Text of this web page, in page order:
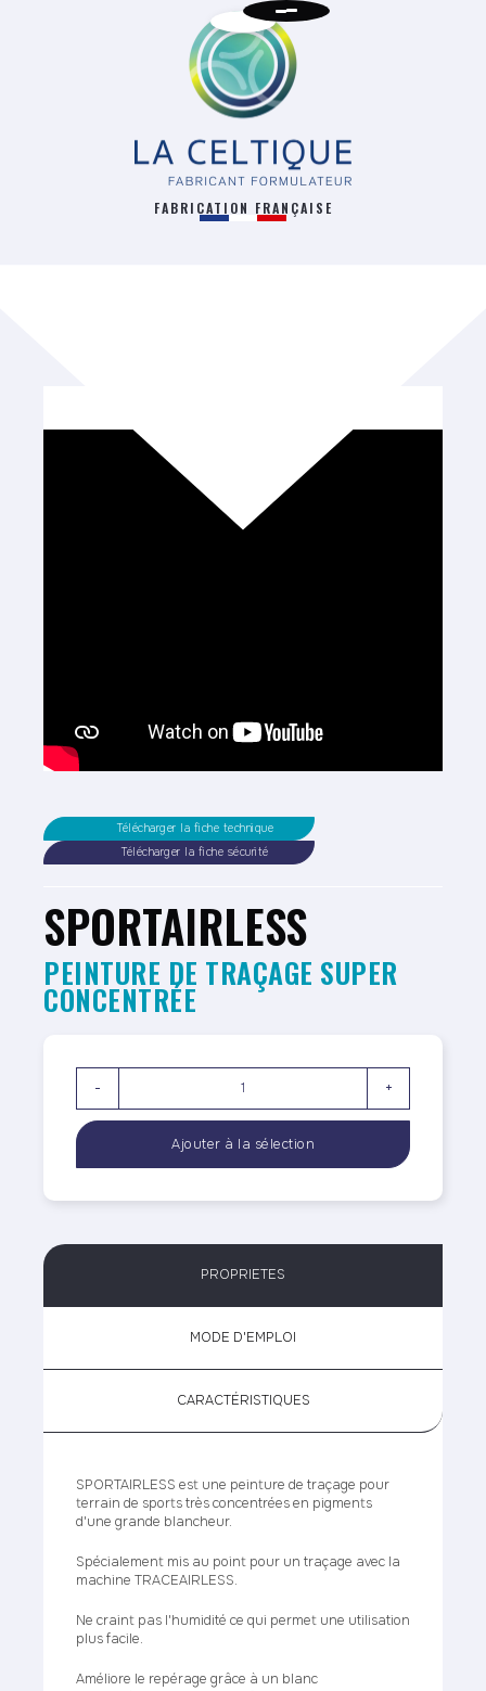
FABRICATION FRANÇAISE
Télécharger la fiche technique
Télécharger la fiche sécurité
SPORTAIRLESS
PEINTURE DE TRAÇAGE SUPER
CONCENTRÉE
- +
PROPRIETES
MODE D'EMPLOI
CARACTÉRISTIQUES
SPORTAIRLESS est une peinture de traçage pour
terrain de sports très concentrées en pigments
d'une grande blancheur.
Spécialement mis au point pour un traçage avec la
machine TRACEAIRLESS.
Ne craint pas l'humidité ce qui permet une utilisation
plus facile.
Améliore le repérage grâce à un blanc